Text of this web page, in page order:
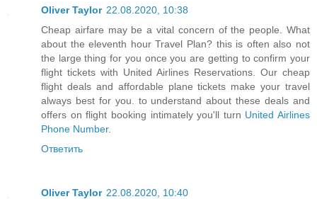
Oliver Taylor 22.08.2020, 10:38
Cheap airfare may be a vital concern of the people. What
about the eleventh hour Travel Plan? this is often also not
the large thing for you once you are getting to confirm your
flight tickets with United Airlines Reservations. Our cheap
flight deals and affordable plane tickets make your travel
always best for you. to understand about these deals and
offers on flight booking intimately you'll turn United Airlines
Phone Number.
Ответить
Oliver Taylor 22.08.2020, 10:40